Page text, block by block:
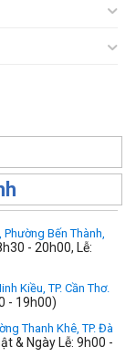
Bến Thành,
- 20h00, Lễ:
Kiều, TP. Cần Thơ.
- 19h00)
Thanh Khê, TP. Đà
& Ngày Lễ: 9h00 -